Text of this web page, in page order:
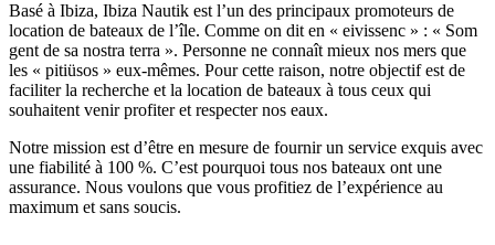
Basé à Ibiza, Ibiza Nautik est l’un des principaux promoteurs de
location de bateaux de l’île. Comme on dit en « eivissenc » : « Som
gent de sa nostra terra ». Personne ne connaît mieux nos mers que
les « pitiüsos » eux-mêmes. Pour cette raison, notre objectif est de
faciliter la recherche et la location de bateaux à tous ceux qui
souhaitent venir profiter et respecter nos eaux.
Notre mission est d’être en mesure de fournir un service exquis avec
une fiabilité à 100 %. C’est pourquoi tous nos bateaux ont une
assurance. Nous voulons que vous profitiez de l’expérience au
maximum et sans soucis.